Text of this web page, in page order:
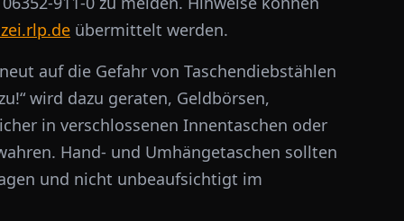
übermittelt werden.
auf die Gefahr von Taschendiebstählen
wird dazu geraten, Geldbörsen,
in verschlossenen Innentaschen oder
Hand- und Umhängetaschen sollten
und nicht unbeaufsichtigt im